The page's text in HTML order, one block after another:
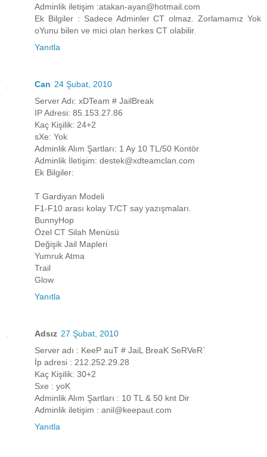
Adminlik iletişim :atakan-ayan@hotmail.com
Ek Bilgiler : Sadece Adminler CT olmaz. Zorlamamız Yok
oYunu bilen ve mici olan herkes CT olabilir.
Yanıtla
Can 24 Şubat, 2010
Server Adı: xDTeam # JailBreak
IP Adresi: 85.153.27.86
Kaç Kişilik: 24+2
sXe: Yok
Adminlik Alım Şartları: 1 Ay 10 TL/50 Kontör
Adminlik İletişim: destek@xdteamclan.com
Ek Bilgiler:
T Gardiyan Modeli
F1-F10 arası kolay T/CT say yazışmaları.
BunnyHop
Özel CT Silah Menüsü
Değişik Jail Mapleri
Yumruk Atma
Trail
Glow
Yanıtla
Adsız 27 Şubat, 2010
Server adı : KeeP auT # JaiL BreaK SeRVeR`
İp adresi : 212.252.29.28
Kaç Kişilik: 30+2
Sxe : yoK
Adminlik Alım Şartları : 10 TL & 50 knt Dir
Adminlik iletişim : anil@keepaut.com
Yanıtla